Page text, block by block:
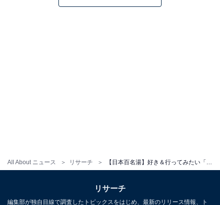
All About ニュース リサーチ
リサーチ
編集部が独自目線で調査したトピックスをはじめ、最新のリリース情報、ト